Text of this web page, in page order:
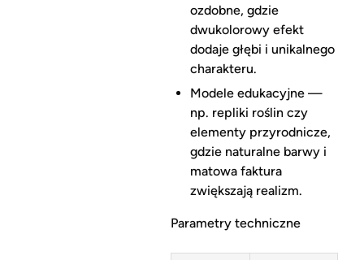
ozdobne, gdzie
dwukolorowy efekt
dodaje głębi i unikalnego
charakteru.
Modele edukacyjne —
np. repliki roślin czy
elementy przyrodnicze,
gdzie naturalne barwy i
matowa faktura
zwiększają realizm.
Parametry techniczne